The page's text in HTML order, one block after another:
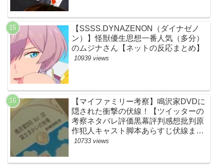
【SSSS.DYNAZENON（ダイナゼノ
ン）】怪獣優生思想一番人気（多分）
のムジナさん【ネットの反応まとめ】
10939 views
【マイファミリー考察】鳴沢家DVDに
隠された衝撃の伏線！【ツイッターの
考察ネタバレ評価黒幕評判感想批判原
作犯人キャスト脚本あらすじ伏線まと
め】
10733 views